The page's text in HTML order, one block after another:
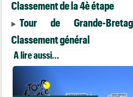
Classement de la 4è étape
Tour de Grande-
Classement général
A lire aussi...